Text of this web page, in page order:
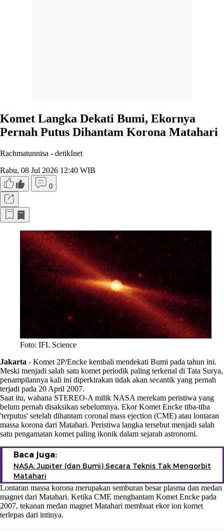
Komet Langka Dekati Bumi, Ekornya
Pernah Putus Dihantam Korona Matahari
Rachmatunnisa - detikInet
Rabu, 08 Jul 2026 12:40 WIB
0
Foto: IFL Science
Jakarta - Komet 2P/Encke kembali mendekati Bumi pada tahun ini.
Meski menjadi salah satu komet periodik paling terkenal di Tata Surya,
penampilannya kali ini diperkirakan tidak akan secantik yang pernah
terjadi pada 20 April 2007.
Saat itu, wahana STEREO-A milik NASA merekam peristiwa yang
belum pernah disaksikan sebelumnya. Ekor Komet Encke tiba-tiba
'terputus' setelah dihantam coronal mass ejection (CME) atau lontaran
massa korona dari Matahari. Peristiwa langka tersebut menjadi salah
satu pengamatan komet paling ikonik dalam sejarah astronomi.
Baca juga:
NASA: Jupiter (dan Bumi) Secara Teknis Tak Mengorbit
Matahari
Lontaran massa korona merupakan semburan besar plasma dan medan
magnet dari Matahari. Ketika CME menghantam Komet Encke pada
2007, tekanan medan magnet Matahari membuat ekor ion komet
terlepas dari intinya.